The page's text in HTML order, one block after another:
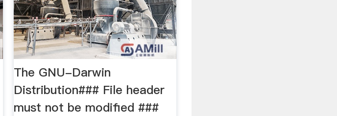
The GNU-Darwin
Distribution### File header
must not be modified ###